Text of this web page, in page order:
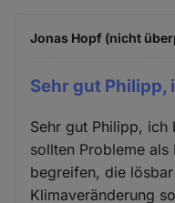
Jonas Hopf (nicht
Sehr gut Philipp,
Sehr gut Philipp,
sollten Probleme
begreifen, die
Klimaveränderung